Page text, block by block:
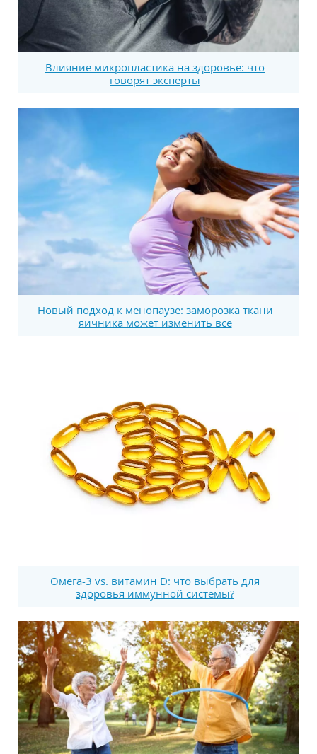
Влияние микропластика на здоровье: что
говорят эксперты
Новый подход к менопаузе: заморозка ткани
яичника может изменить все
Омега-3 vs. витамин D: что выбрать для
здоровья иммунной системы?